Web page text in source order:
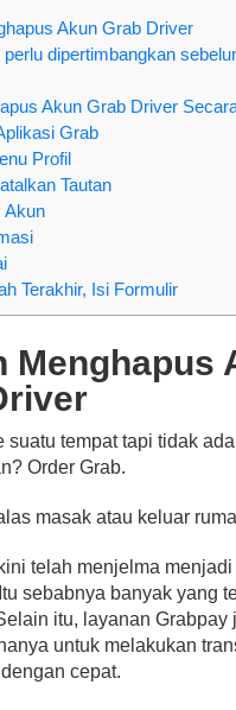
Akun Grab Driver
perlu dipertimbangkan
Akun Grab Driver
Grab
Profil
Tautan
Akun
Terakhir, Isi Formulir
Menghapus
suatu tempat tapi tidak
Order Grab.
masak atau keluar
telah menjelma
sebabnya banyak yang
itu, layanan Grabpay
untuk melakukan
cepat.